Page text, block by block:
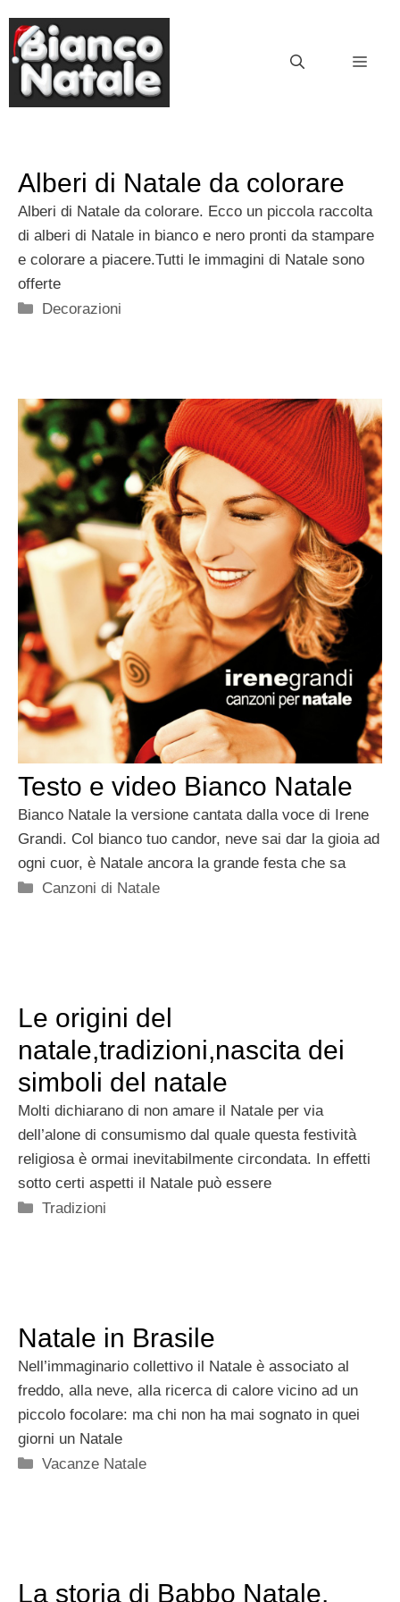
contenuto
Alberi di Natale da colorare
Alberi di Natale da colorare. Ecco un piccola raccolta
di alberi di Natale in bianco e nero pronti da stampare
e colorare a piacere.Tutti le immagini di Natale sono
offerte
Categorie
Decorazioni
Testo e video Bianco Natale
Bianco Natale la versione cantata dalla voce di Irene
Grandi. Col bianco tuo candor, neve sai dar la gioia ad
ogni cuor, è Natale ancora la grande festa che sa
Categorie
Canzoni di Natale
Le origini del
natale,tradizioni,nascita dei
simboli del natale
Molti dichiarano di non amare il Natale per via
dell’alone di consumismo dal quale questa festività
religiosa è ormai inevitabilmente circondata. In effetti
sotto certi aspetti il Natale può essere
Categorie
Tradizioni
Natale in Brasile
Nell’immaginario collettivo il Natale è associato al
freddo, alla neve, alla ricerca di calore vicino ad un
piccolo focolare: ma chi non ha mai sognato in quei
giorni un Natale
Categorie
Vacanze Natale
La storia di Babbo Natale.